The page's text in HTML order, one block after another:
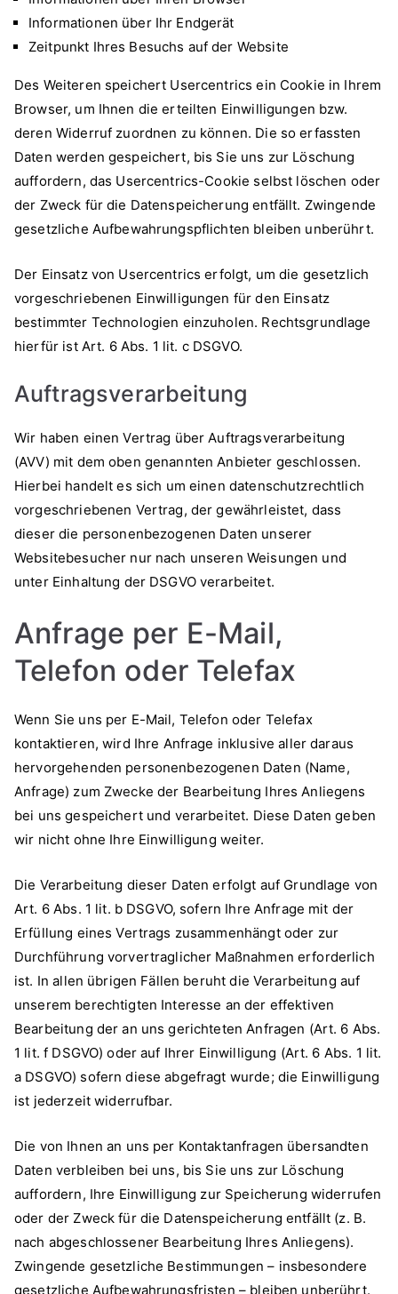
Informationen über Ihr Endgerät
Zeitpunkt Ihres Besuchs auf der Website
Des Weiteren speichert Usercentrics ein Cookie in Ihrem
Browser, um Ihnen die erteilten Einwilligungen bzw.
deren Widerruf zuordnen zu können. Die so erfassten
Daten werden gespeichert, bis Sie uns zur Löschung
auffordern, das Usercentrics-Cookie selbst löschen oder
der Zweck für die Datenspeicherung entfällt. Zwingende
gesetzliche Aufbewahrungspflichten bleiben unberührt.
Der Einsatz von Usercentrics erfolgt, um die gesetzlich
vorgeschriebenen Einwilligungen für den Einsatz
bestimmter Technologien einzuholen. Rechtsgrundlage
hierfür ist Art. 6 Abs. 1 lit. c DSGVO.
Auftragsverarbeitung
Wir haben einen Vertrag über Auftragsverarbeitung
(AVV) mit dem oben genannten Anbieter geschlossen.
Hierbei handelt es sich um einen datenschutzrechtlich
vorgeschriebenen Vertrag, der gewährleistet, dass
dieser die personenbezogenen Daten unserer
Websitebesucher nur nach unseren Weisungen und
unter Einhaltung der DSGVO verarbeitet.
Anfrage per E-Mail,
Telefon oder Telefax
Wenn Sie uns per E-Mail, Telefon oder Telefax
kontaktieren, wird Ihre Anfrage inklusive aller daraus
hervorgehenden personenbezogenen Daten (Name,
Anfrage) zum Zwecke der Bearbeitung Ihres Anliegens
bei uns gespeichert und verarbeitet. Diese Daten geben
wir nicht ohne Ihre Einwilligung weiter.
Die Verarbeitung dieser Daten erfolgt auf Grundlage von
Art. 6 Abs. 1 lit. b DSGVO, sofern Ihre Anfrage mit der
Erfüllung eines Vertrags zusammenhängt oder zur
Durchführung vorvertraglicher Maßnahmen erforderlich
ist. In allen übrigen Fällen beruht die Verarbeitung auf
unserem berechtigten Interesse an der effektiven
Bearbeitung der an uns gerichteten Anfragen (Art. 6 Abs.
1 lit. f DSGVO) oder auf Ihrer Einwilligung (Art. 6 Abs. 1 lit.
a DSGVO) sofern diese abgefragt wurde; die Einwilligung
ist jederzeit widerrufbar.
Die von Ihnen an uns per Kontaktanfragen übersandten
Daten verbleiben bei uns, bis Sie uns zur Löschung
auffordern, Ihre Einwilligung zur Speicherung widerrufen
oder der Zweck für die Datenspeicherung entfällt (z. B.
nach abgeschlossener Bearbeitung Ihres Anliegens).
Zwingende gesetzliche Bestimmungen – insbesondere
gesetzliche Aufbewahrungsfristen – bleiben unberührt.